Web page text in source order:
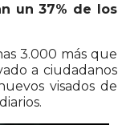
un 37% de los
3.000 más que
a ciudadanos
visados de